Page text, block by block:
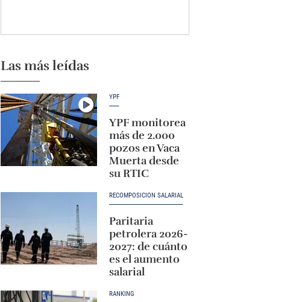
Las más leídas
YPF
YPF monitorea
más de 2.000
pozos en Vaca
Muerta desde
su RTIC
RECOMPOSICIÓN SALARIAL
Paritaria
petrolera 2026-
2027: de cuánto
es el aumento
salarial
RANKING